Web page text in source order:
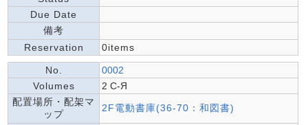
Due Date
備考
Reservation
0items
No.
0002
Volumes
2 С-Я
配置場所・配架マ
ップ
2F電動書庫(36-70：和図書)